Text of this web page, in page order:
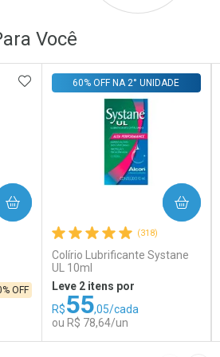
Você
OFF
ADICIONAR AOS FAVORITOS
(318)
Colírio Lubrificante Systane
UL 10ml
60% OFF NA 2° UNIDADE
Leve 2 itens por
R$55,05/cada
ou R$ 78,64/un
COMPRAR